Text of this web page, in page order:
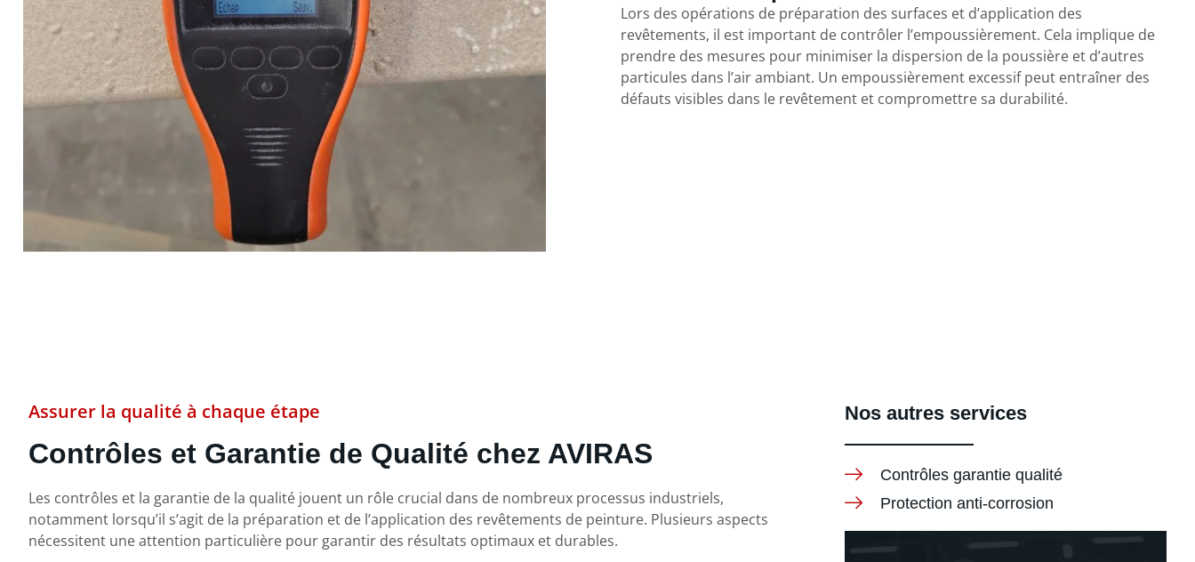
Lors des opérations de préparation des surfaces et d’application des
revêtements, il est important de contrôler l’empoussièrement. Cela implique de
prendre des mesures pour minimiser la dispersion de la poussière et d’autres
particules dans l’air ambiant. Un empoussièrement excessif peut entraîner des
défauts visibles dans le revêtement et compromettre sa durabilité.
Assurer la qualité à chaque étape
Contrôles et Garantie de Qualité chez AVIRAS
Les contrôles et la garantie de la qualité jouent un rôle crucial dans de nombreux processus industriels,
notamment lorsqu’il s’agit de la préparation et de l’application des revêtements de peinture. Plusieurs aspects
nécessitent une attention particulière pour garantir des résultats optimaux et durables.
Nos autres services
Contrôles garantie qualité
Protection anti-corrosion